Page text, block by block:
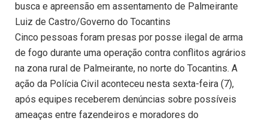
busca e apreensão em assentamento de Palmeirante
Luiz de Castro/Governo do Tocantins
Cinco pessoas foram presas por posse ilegal de arma
de fogo durante uma operação contra conflitos agrários
na zona rural de Palmeirante, no norte do Tocantins. A
ação da Polícia Civil aconteceu nesta sexta-feira (7),
após equipes receberem denúncias sobre possíveis
ameaças entre fazendeiros e moradores do